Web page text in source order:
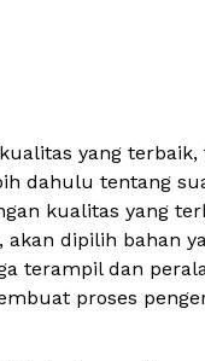
yang
dahulu tentang
kualitas yang
dipilih bahan
terampil dan
proses